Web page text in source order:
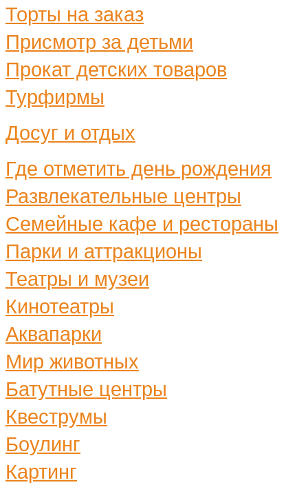
Торты на заказ
Присмотр за детьми
Прокат детских товаров
Турфирмы
Досуг и отдых
Где отметить день рождения
Развлекательные центры
Семейные кафе и рестораны
Парки и аттракционы
Театры и музеи
Кинотеатры
Аквапарки
Мир животных
Батутные центры
Квеструмы
Боулинг
Картинг